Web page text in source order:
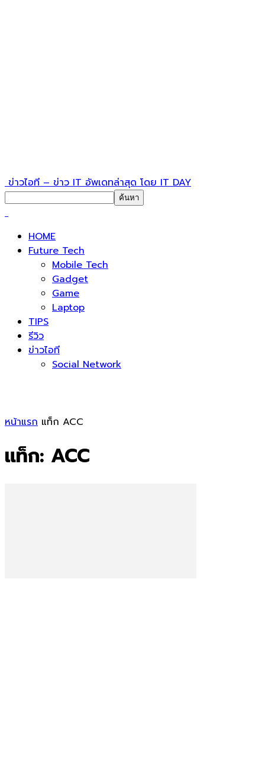
ข่าวไอที – ข่าว IT อัพเดทล่าสุด โดย IT DAY
HOME
Future Tech
Mobile Tech
Gadget
Game
Laptop
TIPS
รีวิว
ข่าวไอที
Social Network
หน้าแรก แท็ก ACC
แท็ก: ACC